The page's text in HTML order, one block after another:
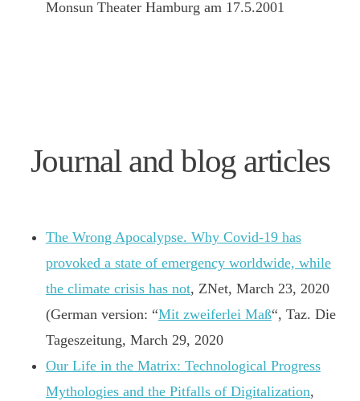
Monsun Theater Hamburg am 17.5.2001
Journal and blog articles
The Wrong Apocalypse. Why Covid-19 has
provoked a state of emergency worldwide, while
the climate crisis has not, ZNet, March 23, 2020
(German version: “Mit zweiferlei Maß“, Taz. Die
Tageszeitung, March 29, 2020
Our Life in the Matrix: Technological Progress
Mythologies and the Pitfalls of Digitalization,